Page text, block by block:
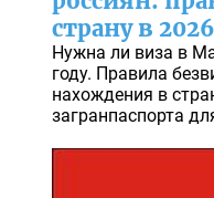
страну в
Нужна ли виза в
году. Правила
нахождения в
загранпаспорта